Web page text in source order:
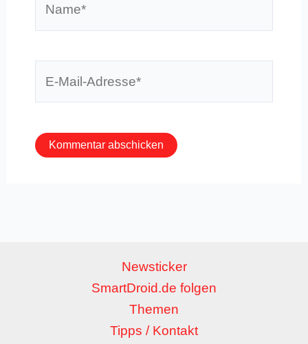
Newsticker
SmartDroid.de folgen
Themen
Tipps / Kontakt